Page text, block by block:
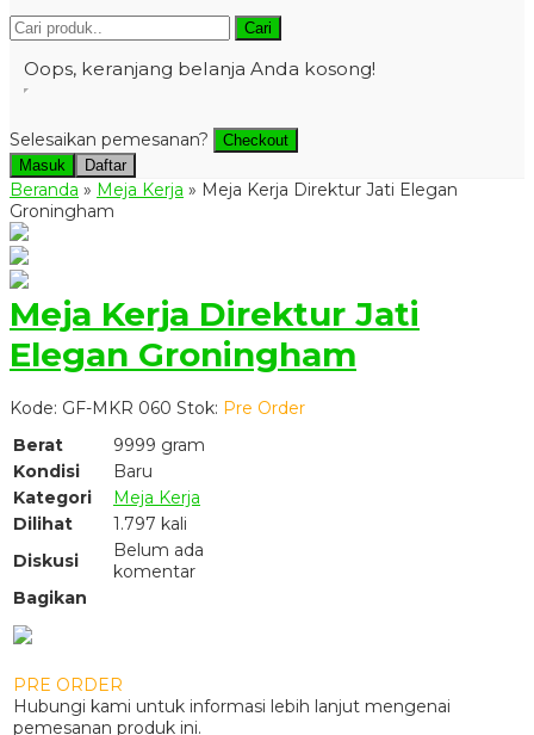
Cari
Oops, keranjang belanja Anda kosong!
Selesaikan pemesanan?
Checkout
Masuk
Daftar
Beranda » Meja Kerja » Meja Kerja Direktur Jati Elegan
Groningham
Meja Kerja Direktur Jati
Elegan Groningham
Kode: GF-MKR 060 Stok: Pre Order
Berat
9999 gram
Kondisi
Baru
Kategori
Meja Kerja
Dilihat
1.797 kali
Diskusi
Belum ada
komentar
Bagikan
PRE ORDER
Hubungi kami untuk informasi lebih lanjut mengenai
pemesanan produk ini.